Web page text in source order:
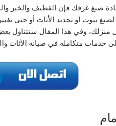
صبغ غرفك فإن القطيف والخبر
بيوت أو تجديد الأثاث أو حتى
وفي هذا المقال سنتناول
خدمات متكاملة في صيانة الأثاث